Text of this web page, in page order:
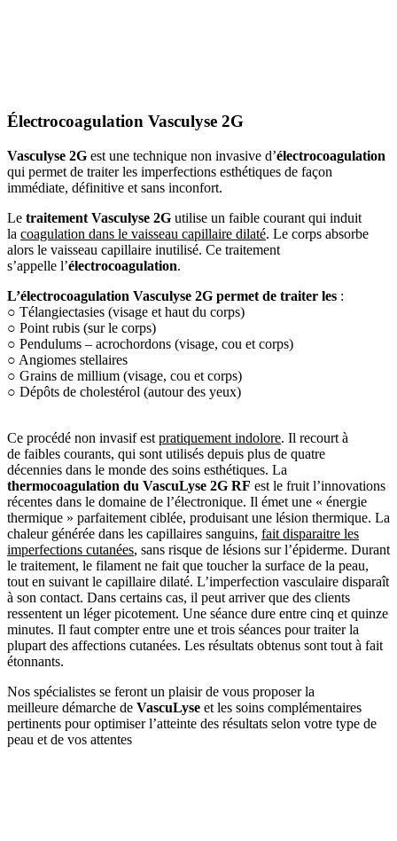
Électrocoagulation Vasculyse 2G
Vasculyse 2G est une technique non invasive d’électrocoagulation
qui permet de traiter les imperfections esthétiques de façon
immédiate, définitive et sans inconfort.
Le traitement Vasculyse 2G utilise un faible courant qui induit
la coagulation dans le vaisseau capillaire dilaté. Le corps absorbe
alors le vaisseau capillaire inutilisé. Ce traitement
s’appelle l’électrocoagulation.
L’électrocoagulation Vasculyse 2G permet de traiter les :
○ Télangiectasies (visage et haut du corps)
○ Point rubis (sur le corps)
○ Pendulums – acrochordons (visage, cou et corps)
○ Angiomes stellaires
○ Grains de millium (visage, cou et corps)
○ Dépôts de cholestérol (autour des yeux)
Ce procédé non invasif est pratiquement indolore. Il recourt à
de faibles courants, qui sont utilisés depuis plus de quatre
décennies dans le monde des soins esthétiques. La
thermocoagulation du VascuLyse 2G RF est le fruit l’innovations
récentes dans le domaine de l’électronique. Il émet une « énergie
thermique » parfaitement ciblée, produisant une lésion thermique. La
chaleur générée dans les capillaires sanguins, fait disparaitre les
imperfections cutanées, sans risque de lésions sur l’épiderme. Durant
le traitement, le filament ne fait que toucher la surface de la peau,
tout en suivant le capillaire dilaté. L’imperfection vasculaire disparaît
à son contact. Dans certains cas, il peut arriver que des clients
ressentent un léger picotement. Une séance dure entre cinq et quinze
minutes. Il faut compter entre une et trois séances pour traiter la
plupart des affections cutanées. Les résultats obtenus sont tout à fait
étonnants.
Nos spécialistes se feront un plaisir de vous proposer la
meilleure démarche de VascuLyse et les soins complémentaires
pertinents pour optimiser l’atteinte des résultats selon votre type de
peau et de vos attentes